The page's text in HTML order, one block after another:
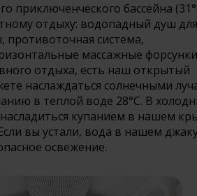
приключенческого бассейна
отдыху: водопадный душ для
противоточная система,
массажные
отдыха, есть наш открытый
наслаждаться солнечными
в теплой воде 28°C. В
купанием в нашем
вы устали, вода в нашем
освежение.